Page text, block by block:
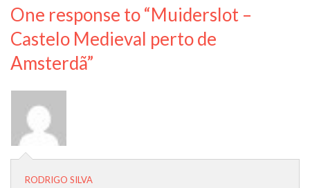
One response to “Muiderslot –
Castelo Medieval perto de
Amsterdã”
RODRIGO SILVA